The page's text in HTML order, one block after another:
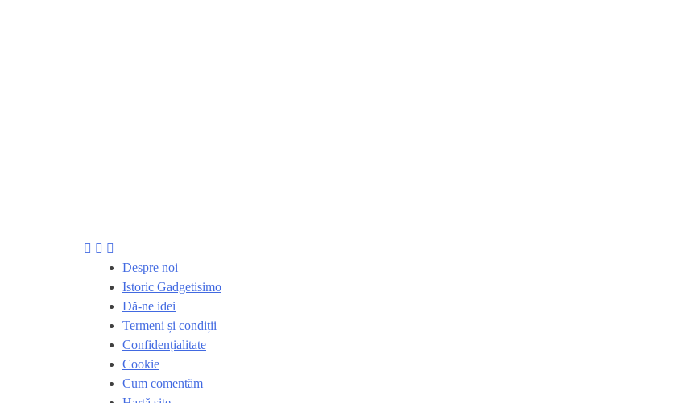
Despre noi
Istoric Gadgetisimo
Dă-ne idei
Termeni și condiții
Confidențialitate
Cookie
Cum comentăm